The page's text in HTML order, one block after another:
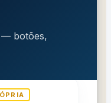
— botões,